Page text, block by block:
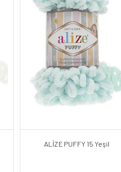
ALİZE PUFFY 15 Yeşil